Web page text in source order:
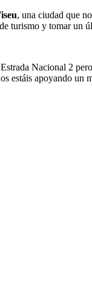
, una ciudad que
turismo y tomar
Nacional 2
estáis apoyando un